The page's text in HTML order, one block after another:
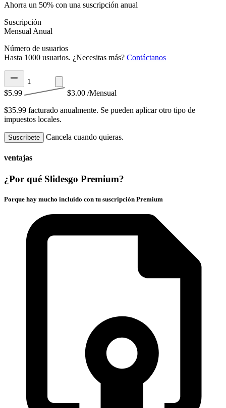
Ahorra un 50% con una suscripción anual
Suscripción
Mensual Anual
Número de usuarios
Hasta 1000 usuarios. ¿Necesitas más? Contáctanos
$5.99 $3.00 /Mensual
$35.99 facturado anualmente. Se pueden aplicar otro tipo de
impuestos locales.
Suscríbete Cancela cuando quieras.
ventajas
¿Por qué Slidesgo Premium?
Porque hay mucho incluido con tu suscripción Premium